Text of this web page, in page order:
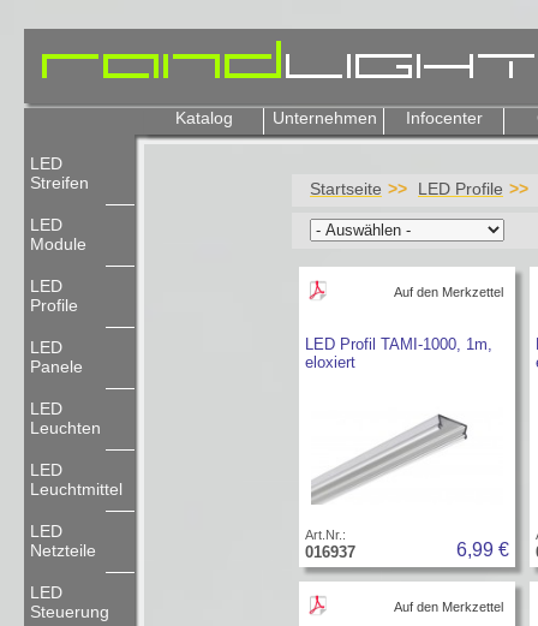
Katalog Unternehmen Infocenter
LED
Streifen
LED
Module
LED
Profile
LED
Panele
LED
Leuchten
LED
Leuchtmittel
LED
Netzteile
LED
Steuerung
Startseite LED Profile
Auf den Merkzettel
LED Profil TAMI-1000, 1m,
eloxiert
Art.Nr.:
016937 6,99 €
Auf den Merkzettel